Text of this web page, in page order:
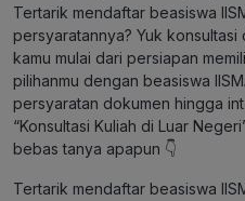
Tertarik mendaftar beasiswa
persyaratannya? Yuk
kamu mulai dari persiapan
pilihanmu dengan beasiswa
persyaratan dokumen hingga
“Konsultasi Kuliah di Luar
bebas tanya apapun 👇
Tertarik mendaftar beasiswa